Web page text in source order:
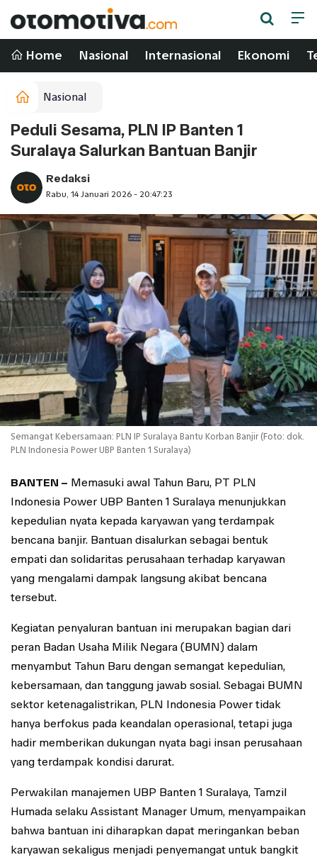
Home Nasional Internasional Ekonomi
Nasional
Peduli Sesama, PLN IP Banten 1
Suralaya Salurkan Bantuan Banjir
Redaksi
Rabu, 14 Januari 2026 - 20:47:23
Semangat Kebersamaan: PLN IP Suralaya Bantu Korban Banjir (Foto: dok.
PLN Indonesia Power UBP Banten 1 Suralaya)
BANTEN – Memasuki awal Tahun Baru, PT PLN
Indonesia Power UBP Banten 1 Suralaya menunjukkan
kepedulian nyata kepada karyawan yang terdampak
bencana banjir. Bantuan disalurkan sebagai bentuk
empati dan solidaritas perusahaan terhadap karyawan
yang mengalami dampak langsung akibat bencana
tersebut.
Kegiatan penyaluran bantuan ini merupakan bagian dari
peran Badan Usaha Milik Negara (BUMN) dalam
menyambut Tahun Baru dengan semangat kepedulian,
kebersamaan, dan tanggung jawab sosial. Sebagai BUMN
sektor ketenagalistrikan, PLN Indonesia Power tidak
hanya berfokus pada keandalan operasional, tetapi juga
hadir memberikan dukungan nyata bagi insan perusahaan
yang terdampak kondisi darurat.
Perwakilan manajemen UBP Banten 1 Suralaya, Tamzil
Humada selaku Assistant Manager Umum, menyampaikan
bahwa bantuan ini diharapkan dapat meringankan beban
karyawan sekaligus menjadi penyemangat untuk bangkit